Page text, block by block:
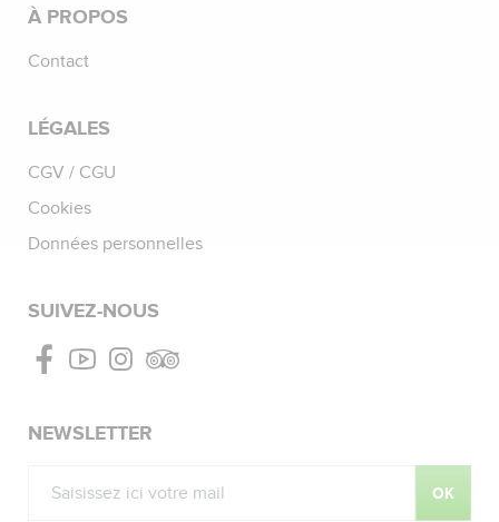
À PROPOS
Contact
LÉGALES
CGV / CGU
Cookies
Données personnelles
SUIVEZ-NOUS
FacebookYoutubeInstagramTripadvisor
NEWSLETTER
OK